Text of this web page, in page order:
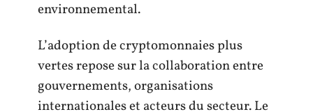
environnemental.
L’adoption de cryptomonnaies plus
vertes repose sur la collaboration entre
gouvernements, organisations
internationales et acteurs du secteur. Le